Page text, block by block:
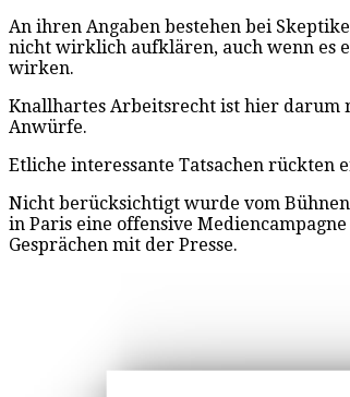
An ihren Angaben bestehen bei
nicht wirklich aufklären, auch wenn es
wirken.
Knallhartes Arbeitsrecht ist hier darum
Anwürfe.
Etliche interessante Tatsachen rückten
Nicht berücksichtigt wurde vom
in Paris eine offensive
Gesprächen mit der Presse.